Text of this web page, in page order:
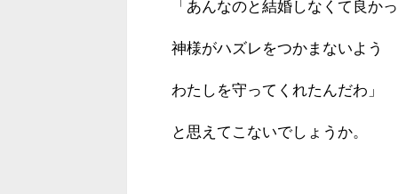
「あんなのと結婚しなくて良か
神様がハズレをつかまないよう
わたしを守ってくれたんだわ」
と思えてこないでしょうか。